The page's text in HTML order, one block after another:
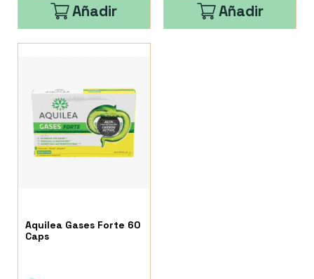
Añadir Añadir
Aquilea Gases Forte 60
Caps